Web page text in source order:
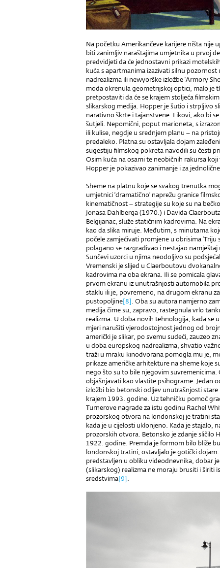
Na početku Amerikančeve karijere ništa nije
biti zanimljiv naraštajima umjetnika u prvoj
predvidjeti da će jednostavni prikazi
kuća s apartmanima izazivati silnu
nadrealizma ili newyorške izložbe ‘Armory
moda okrenula geometrijskoj optici, malo je
pretpostaviti da će se krajem stoljeća
slikarskog medija. Hopper je šutio i strpljivo
narativno škrte i tajanstvene. Likovi, ako bi
šutjeli. Nepomični, poput marioneta, s
ili kulise, negdje u srednjem planu – na
predaleko. Platna su ostavljala dojam
sugestiju filmskog pokreta navodili su česti
Osim kuća na osami te neobičnih rakursa
Hopper je pokazivao zanimanje i za
Sheme na platnu koje se svakog trenutka
umjetnici ‘dramatično’ naprežu granice
kinematičnost – strategije su koje su na
Jonasa Dahlberga (1970.) i Davida
Belgijanac, služe statičnim kadrovima. Na
kao da slika miruje. Međutim, s minutama
počele zamjećivati promjene u obrisima
polagano se razgrađivao i nestajao
Sunčevi uzorci u njima neodoljivo su
Vremenski je slijed u Claerboutovu
kadrovima na oba ekrana. Ili se pomicala
prvom ekranu iz unutrašnjosti automobila
staklu ili je, povremeno, na drugom ekranu
pustopoljine[8]. Oba su autora namjerno
medija čime su, zapravo, rastegnula vrlo
realizma. U doba novih tehnologija, kada se
mjeri narušiti vjerodostojnost jednog od
američki je slikar, po svemu sudeći, zauzeo
u doba europskog nadrealizma, shvatio
traži u mraku kinodvorana pomogla mu je,
prikaze američke arhitekture na sheme koje
nego što su to bile njegovim
objašnjavati kao vlastite psihograme. Jedan
izložbi bio betonski odljev unutrašnjosti
krajem 1993. godine. Uz tehničku pomoć
Turnerove nagrade za istu godinu Rachel
prozorskog otvora na londonskoj je tratini
kada je u cijelosti uklonjeno. Kada je stajalo,
prozorskih otvora. Betonsko je zdanje sličilo
1922. godine. Premda je formom bilo bliže
londonskoj tratini, ostavljalo je gotički
predstavljen u obliku videodnevnika, dobar
(slikarskog) realizma ne moraju brusiti i širiti
sredstvima[9].